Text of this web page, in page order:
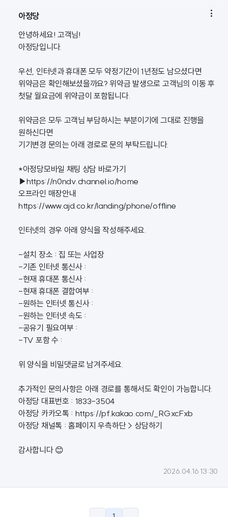
아정당 
안녕하세요! 고객님!
아정당입니다.
우선, 인터넷과 휴대폰 모두 약정기간이 1년정도 남으셨다면
위약금은 확인해보셨을까요? 위약금 발생으로 고객님의 이동 후
첫달 월요금에 위약금이 포함됩니다.
위약금은 모두 고객님 부담하시는 부분이기에 그대로 진행을
원하신다면
기기변경 문의는 아래 경로로 문의 부탁드립니다.
*아정당모바일 채팅 상담 바로가기
▶https://n0ndv.channel.io/home
오프라인 매장안내
https://www.ajd.co.kr/landing/phone/offline
인터넷의 경우 아래 양식을 작성해주세요.
-설치 장소 : 집 또는 사업장
-기존 인터넷 통신사 :
-현재 휴대폰 통신사 :
-현재 휴대폰 결합여부 :
-원하는 인터넷 통신사 :
-원하는 인터넷 속도 :
-공유기 필요여부 :
-TV 포함 수 :
위 양식을 비밀댓글로 남겨주세요.
추가적인 문의사항은 아래 경로를 통해서도 확인이 가능합니다.
아정당 대표번호 : 1833-3504
아정당 카카오톡 : https://pf.kakao.com/_RGxcFxb
아정당 채널톡 : 홈페이지 우측하단 > 상담하기
감사합니다 😊
2026.04.16 13:30